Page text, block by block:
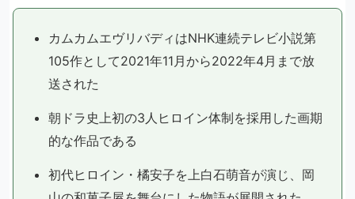
カムカムエヴリバディはNHK連続テレビ小説第
105作として2021年11月から2022年4月まで放
送された
朝ドラ史上初の3人ヒロイン体制を採用した画期
的な作品である
初代ヒロイン・橘安子を上白石萌音が演じ、岡